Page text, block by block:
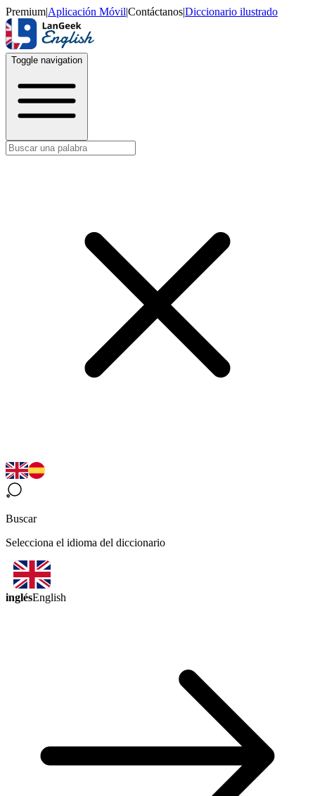
Premium|Aplicación Móvil|Contáctanos|Diccionario ilustrado
Toggle navigation
Buscar
Selecciona el idioma del diccionario
inglésEnglish